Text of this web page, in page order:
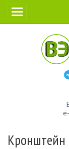
Кронштейн